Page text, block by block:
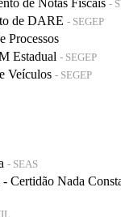
de Notas Fiscais -
de DARE - SEGEP
Processos
Estadual - SEGEP
Veículos - SEGEP
- SEAS
Certidão Nada